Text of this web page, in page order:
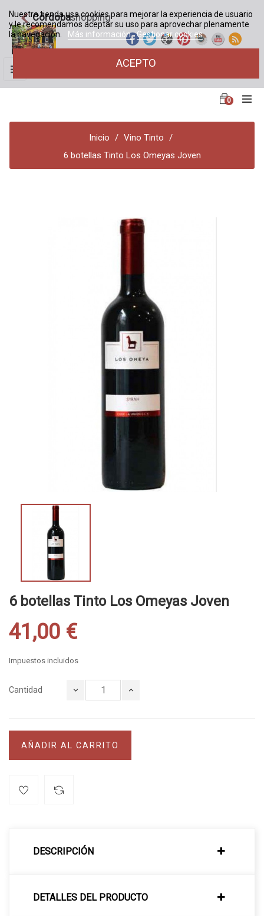
Córdobashopping
Nuestra tienda usa cookies para mejorar la experiencia de usuario
y le recomendamos aceptar su uso para aprovechar plenamente
la navegación.
Más información Gestionar cookies
ACEPTO
Navegación
de
palanca
☰
0
Inicio
Vino Tinto
6 botellas Tinto Los Omeyas Joven
6 botellas Tinto Los Omeyas Joven
41,00 €
Impuestos incluidos
Cantidad
AÑADIR AL CARRITO
DESCRIPCIÓN
DETALLES DEL PRODUCTO